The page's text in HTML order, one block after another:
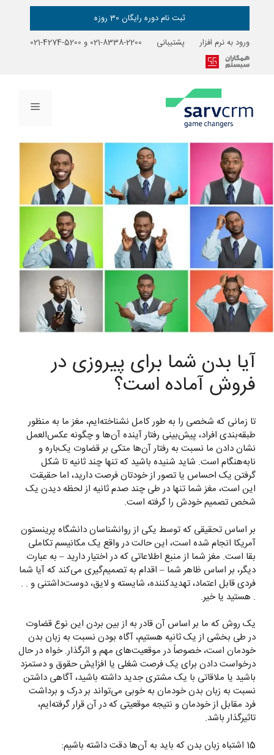
ثبت نام دوره رایگان 30 روزه
ورود به نرم افزار
پشتیبانی 2200-8338-021 و 5200-4274-021
فهرست
آیا بدن شما برای پیروزی در
فروش آماده است؟
تا زمانی که شخصی را به طور کامل نشناخته‌ایم، مغز ما به منظور
طبقه‌بندی افراد، پیش‌بینی رفتار آینده آن‌ها و چگونه عکس‌العمل
نشان دادن ما نسبت به رفتار آن‌ها متکی بر قضاوت یک‌باره و
نابه‌هنگام است. شاید شنیده باشید که تنها چند ثانیه تا شکل
گرفتن یک احساس یا تصور از خودتان فرصت دارید، اما حقیقت
این است، مغز شما تنها در طی چند صدم ثانیه از لحظه دیدن یک
شخص تصمیم خودش را گرفته است.
بر اساس تحقیقی که توسط یکی از روانشناسان دانشگاه پرینستون
آمریکا انجام شده است، این حالت در واقع یک مکانیسم تکاملی
بقا است. مغز شما از منبع اطلاعاتی که در اختیار دارید – به عبارت
دیگر، بر اساس ظاهر شما – اقدام به تصمیم‌گیری می‌کند که آیا شما
فردی قابل اعتماد، تهدید‌کننده، شایسته و لایق، دوست‌داشتنی و . .
. هستید یا خیر.
یک روش که ما بر اساس آن قادر به از بین بردن این نوع قضاوت
در طی بخشی از یک ثانیه هستیم، آگاه بودن نسبت به زبان بدن
خودمان است، خصوصاً در موقعیت‌های مهم و اثرگذار. خواه در حال
درخواست دادن برای یک فرصت شغلی یا افزایش حقوق و دستمزد
باشید یا ملاقاتی با یک مشتری جدید داشته باشید، آگاهی داشتن
نسبت به زبان بدن خودمان به خوبی می‌تواند بر درک و برداشت
فرد مقابل از خودمان و نتیجه موقعیتی که در آن قرار گرفته‌ایم،
تاثیرگذار باشد.
15 اشتباه زبان بدن که باید به آن‌ها دقت داشته باشیم: